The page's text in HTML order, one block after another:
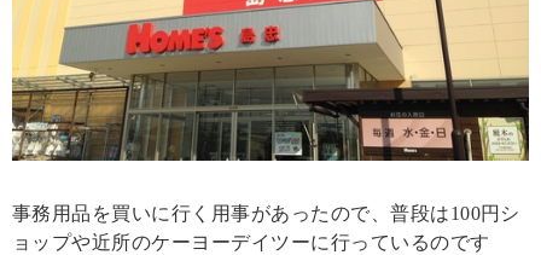
事務用品を買いに行く用事があったので、普段は100円シ
ョップや近所のケーヨーデイツーに行っているのです